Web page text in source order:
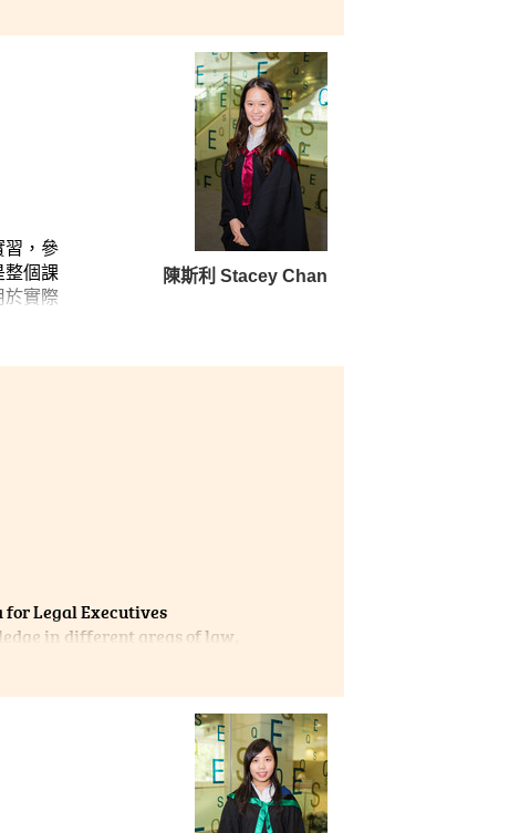
moments in my life! I am happy
with many amazing friends
陳斯利 Stacey Chan
習，參
整個課
於實際
努力
Legal Executives
in different areas of law,
this programme, my critical